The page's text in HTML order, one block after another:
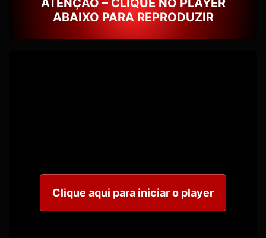
ABAIXO PARA REPRODUZIR
Clique aqui para iniciar o player